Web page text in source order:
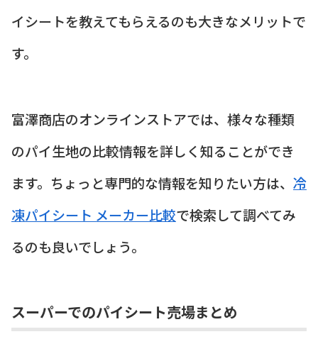
イシートを教えてもらえるのも大きなメリットで
す。
富澤商店のオンラインストアでは、様々な種類
のパイ生地の比較情報を詳しく知ることができ
ます。ちょっと専門的な情報を知りたい方は、 冷
凍パイシート メーカー比較で検索して調べてみ
るのも良いでしょう。
スーパーでのパイシート売場まとめ